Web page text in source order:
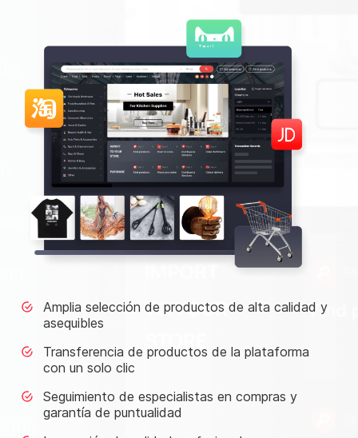
Amplia selección de productos de alta calidad y
asequibles
Transferencia de productos de la plataforma
con un solo clic
Seguimiento de especialistas en compras y
garantía de puntualidad